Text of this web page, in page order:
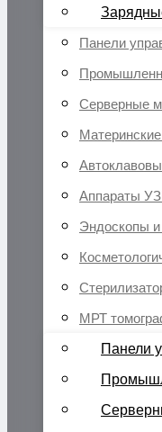
Панели
Серверные
Автоклавовы
Аппараты
Эндоскопы и
МРТ
Панели